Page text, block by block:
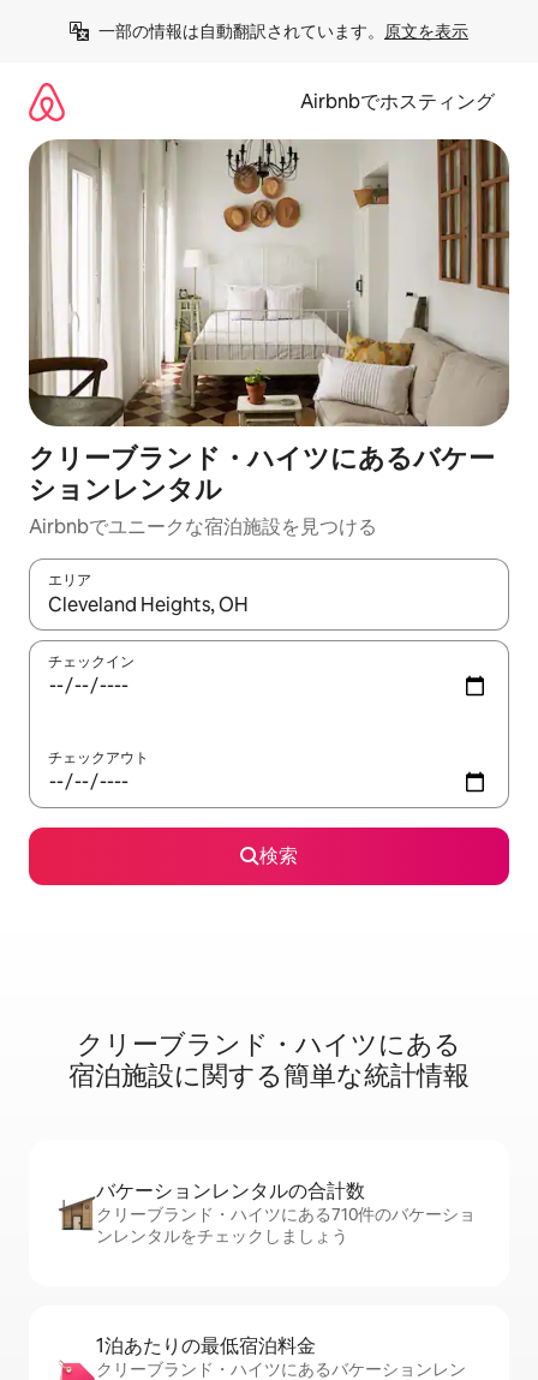
一部の情報は自動翻訳されています。 原文を表示
Airbnbでホスティング
クリーブランド・ハイツにあるバケー
ションレンタル
Airbnbでユニークな宿泊施設を見つける
エリア
検索結果が表示されたら、上下の矢印キーを使って移動するか
チェックイン
チェックアウト
検索
クリーブランド・ハイツに⁠あ⁠る
宿⁠泊⁠施⁠設⁠に関⁠す⁠る簡⁠単⁠な統⁠計⁠情⁠報
バケーションレ⁠ン⁠タ⁠ル⁠の合⁠計⁠数
クリーブランド・ハイツにある710件のバケーショ
ンレンタルをチェックしましょう
1泊あたりの最⁠低⁠宿⁠泊⁠料⁠金
クリーブランド・ハイツにあるバケーションレン